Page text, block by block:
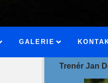
GALERIE
Trenér Jan